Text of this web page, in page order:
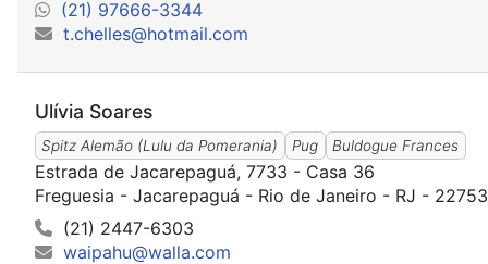
(21) 97666-3344
t.chelles@hotmail.com
Ulívia Soares
Spitz Alemão (Lulu da Pomerania) Pug Buldogue Frances
Estrada de Jacarepaguá, 7733 - Casa 36
Freguesia - Jacarepaguá - Rio de Janeiro - RJ -
(21) 2447-6303
waipahu@walla.com